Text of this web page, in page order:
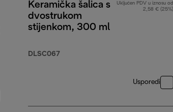
Keramička šalica s
dvostrukom
stijenkom, 300 ml
DLSC067
Uključen PDV u iznosu od
2,58 € (25%)
Usporedi